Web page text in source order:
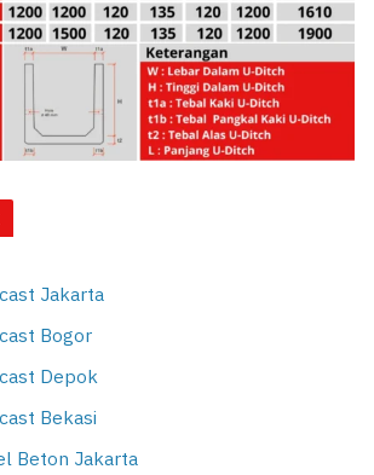
Jakarta
Bogor
Depok
Bekasi
Beton Jakarta